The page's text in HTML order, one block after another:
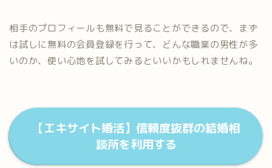
相手のプロフィールも無料で見ることができるので、まず
は試しに無料の会員登録を行って、どんな職業の男性が多
いのか、使い心地を試してみるといいかもしれませんね。
【エキサイト婚活】信頼度抜群の結婚相
談所を利用する